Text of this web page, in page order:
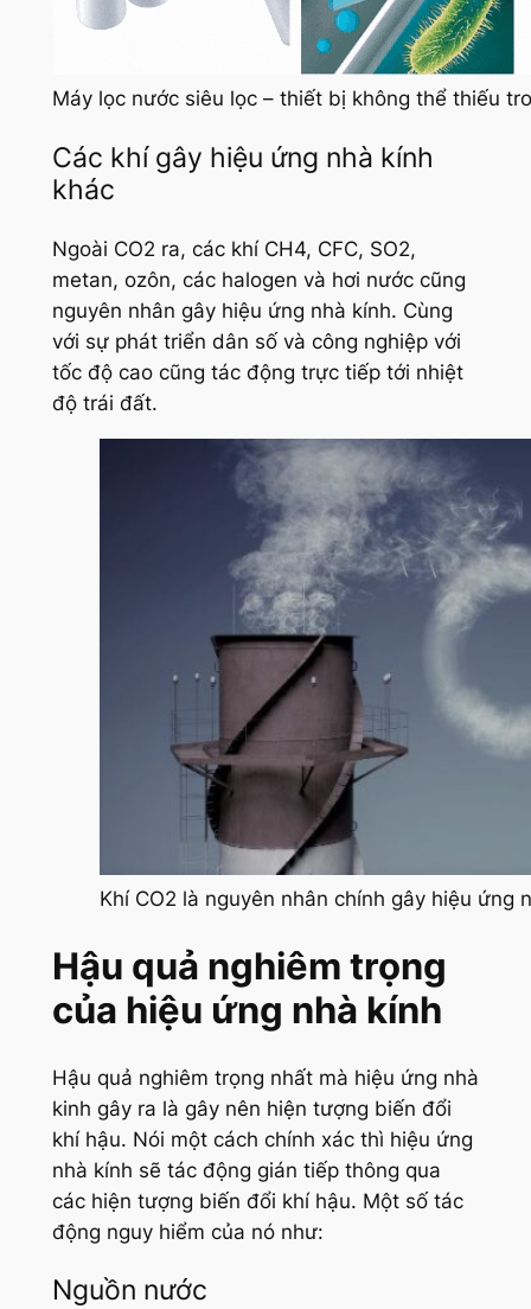
Máy lọc nước siêu lọc – thiết bị không thể thiếu
Các khí gây hiệu ứng nhà kính
khác
Ngoài CO2 ra, các khí CH4, CFC, SO2,
metan, ozôn, các halogen và hơi nước cũng
nguyên nhân gây hiệu ứng nhà kính. Cùng
với sự phát triển dân số và công nghiệp với
tốc độ cao cũng tác động trực tiếp tới nhiệt
độ trái đất.
Khí CO2 là nguyên nhân chính gây hiệu ứng
Hậu quả nghiêm trọng
của hiệu ứng nhà kính
Hậu quả nghiêm trọng nhất mà hiệu ứng nhà
kinh gây ra là gây nên hiện tượng biến đổi
khí hậu. Nói một cách chính xác thì hiệu ứng
nhà kính sẽ tác động gián tiếp thông qua
các hiện tượng biến đổi khí hậu. Một số tác
động nguy hiểm của nó như:
Nguồn nước